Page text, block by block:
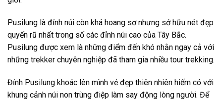
Pusilung là đỉnh núi còn khá hoang sơ nhưng sở hữu nét đẹp
quyến rũ nhất trong số các đỉnh núi cao của Tây Bắc.
Pusilung được xem là những điểm đến khó nhằn ngay cả với
những trekker chuyên nghiệp đã tham gia nhiều tour trekking.
Đỉnh Pusilung khoác lên mình vẻ đẹp thiên nhiên hiếm có với
khung cảnh núi non trùng điệp làm say động lòng người. Để